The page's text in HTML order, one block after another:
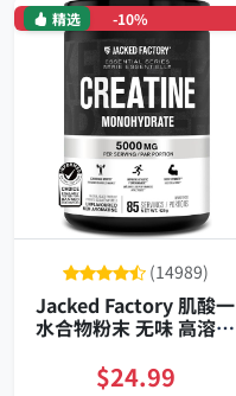
-10%
精选
(14989)
Jacked Factory 肌酸一
水合物粉末 无味 高溶解
$24.99